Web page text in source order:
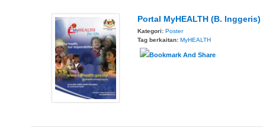
Portal MyHEALTH (B. Inggeris)
Kategori: Poster
Tag berkaitan: MyHEALTH